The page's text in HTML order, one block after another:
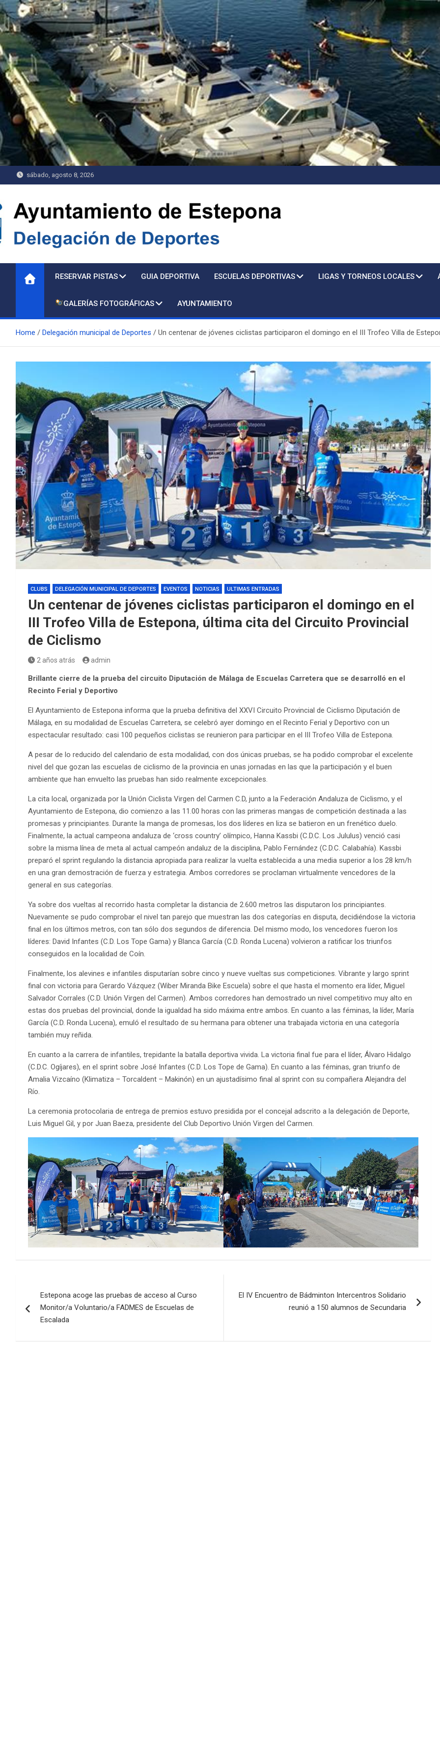
Saltar
al
contenido
sábado, agosto 8, 2026
Delegación de Deportes
RESERVAR PISTAS GUIA DEPORTIVA ESCUELAS DEPORTIVAS LIGAS Y TORNEOS LOCALES
GALERÍAS FOTOGRÁFICAS AYUNTAMIENTO
Home Delegación municipal de Deportes Un centenar de jóvenes ciclistas participaron el domingo en el III Trofeo Villa de
CLUBS DELEGACIÓN MUNICIPAL DE DEPORTES EVENTOS NOTICIAS ULTIMAS ENTRADAS
Un centenar de jóvenes ciclistas participaron el domingo en el
III Trofeo Villa de Estepona, última cita del Circuito Provincial
de Ciclismo
2 años atrás admin
Brillante cierre de la prueba del circuito Diputación de Málaga de Escuelas Carretera que se desarrolló en el
Recinto Ferial y Deportivo
El Ayuntamiento de Estepona informa que la prueba definitiva del XXVI Circuito Provincial de Ciclismo Diputación de
Málaga, en su modalidad de Escuelas Carretera, se celebró ayer domingo en el Recinto Ferial y Deportivo con un
espectacular resultado: casi 100 pequeños ciclistas se reunieron para participar en el III Trofeo Villa de Estepona.
A pesar de lo reducido del calendario de esta modalidad, con dos únicas pruebas, se ha podido comprobar el excelente
nivel del que gozan las escuelas de ciclismo de la provincia en unas jornadas en las que la participación y el buen
ambiente que han envuelto las pruebas han sido realmente excepcionales.
La cita local, organizada por la Unión Ciclista Virgen del Carmen C.D, junto a la Federación Andaluza de Ciclismo, y el
Ayuntamiento de Estepona, dio comienzo a las 11.00 horas con las primeras mangas de competición destinada a las
promesas y principiantes. Durante la manga de promesas, los dos líderes en liza se batieron en un frenético duelo.
Finalmente, la actual campeona andaluza de ‘cross country’ olímpico, Hanna Kassbi (C.D.C. Los Jululus) venció casi
sobre la misma línea de meta al actual campeón andaluz de la disciplina, Pablo Fernández (C.D.C. Calabahía). Kassbi
preparó el sprint regulando la distancia apropiada para realizar la vuelta establecida a una media superior a los 28 km/h
en una gran demostración de fuerza y estrategia. Ambos corredores se proclaman virtualmente vencedores de la
general en sus categorías.
Ya sobre dos vueltas al recorrido hasta completar la distancia de 2.600 metros las disputaron los principiantes.
Nuevamente se pudo comprobar el nivel tan parejo que muestran las dos categorías en disputa, decidiéndose la victoria
final en los últimos metros, con tan sólo dos segundos de diferencia. Del mismo modo, los vencedores fueron los
líderes: David Infantes (C.D. Los Tope Gama) y Blanca García (C.D. Ronda Lucena) volvieron a ratificar los triunfos
conseguidos en la localidad de Coín.
Finalmente, los alevines e infantiles disputarían sobre cinco y nueve vueltas sus competiciones. Vibrante y largo sprint
final con victoria para Gerardo Vázquez (Wiber Miranda Bike Escuela) sobre el que hasta el momento era líder, Miguel
Salvador Corrales (C.D. Unión Virgen del Carmen). Ambos corredores han demostrado un nivel competitivo muy alto en
estas dos pruebas del provincial, donde la igualdad ha sido máxima entre ambos. En cuanto a las féminas, la líder, María
García (C.D. Ronda Lucena), emuló el resultado de su hermana para obtener una trabajada victoria en una categoría
también muy reñida.
En cuanto a la carrera de infantiles, trepidante la batalla deportiva vivida. La victoria final fue para el líder, Álvaro Hidalgo
(C.D.C. Ogíjares), en el sprint sobre José Infantes (C.D. Los Tope de Gama). En cuanto a las féminas, gran triunfo de
Amalia Vizcaíno (Klimatiza – Torcaldent – Makinón) en un ajustadísimo final al sprint con su compañera Alejandra del
Río.
La ceremonia protocolaria de entrega de premios estuvo presidida por el concejal adscrito a la delegación de Deporte,
Luis Miguel Gil, y por Juan Baeza, presidente del Club Deportivo Unión Virgen del Carmen.
de
entradas
Estepona acoge las pruebas de acceso al Curso
Monitor/a Voluntario/a FADMES de Escuelas de
Escalada
El IV Encuentro de Bádminton Intercentros Solidario
reunió a 150 alumnos de Secundaria
Piscina
EDM 26-
EDM 26-